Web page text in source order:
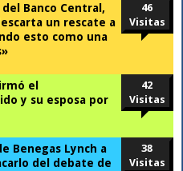
Banco Central,
un rescate a
esto como una
46
Visitas
el
y su esposa por
42
Visitas
Benegas Lynch a
del debate de
38
Visitas